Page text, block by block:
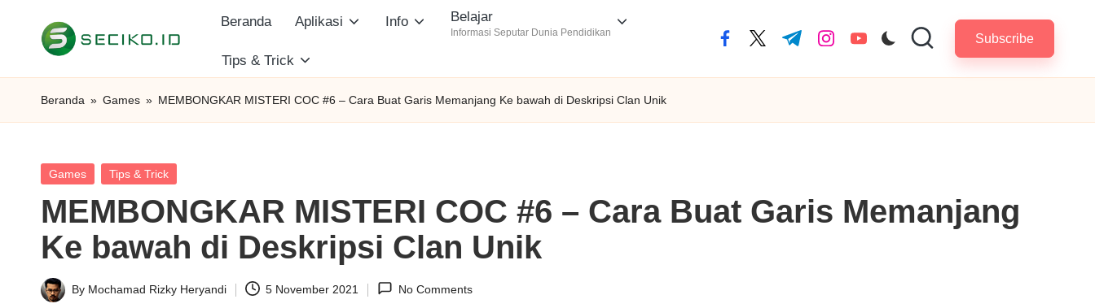
S
e
i
k
o
I
Informasi
dan
Beranda Aplikasi Info Belajar
Informasi Seputar Dunia Pendidikan
Tips & Trick
facebook.com
twitter.com
t.me instagram.com
youtube.com Subscribe
Beranda » Games » MEMBONGKAR MISTERI COC #6 – Cara Buat Garis Memanjang Ke bawah di Deskripsi Clan Unik
Posted
Games Tips & Trick
MEMBONGKAR MISTERI COC #6 – Cara Buat Garis Memanjang
Ke bawah di Deskripsi Clan Unik
Posted
By Mochamad Rizky Heryandi 5 November 2021 No Comments